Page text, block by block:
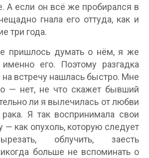
А если он всё же пробирался в
гнала его оттуда, как и
три года.
пришлось думать о нём, я же
его. Поэтому разгадка
на встречу нашлась быстро. Мне
— нет, не что скажет бывший
ли я вылечилась от любви
Я так воспринимала свои
— как опухоль, которую следует
облучить, заесть
больше не вспоминать о